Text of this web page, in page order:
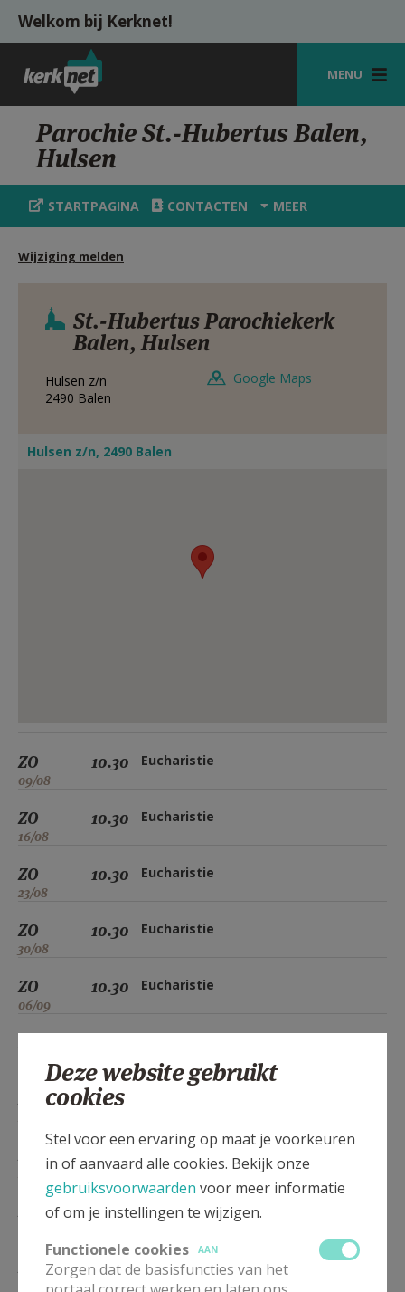
Overslaan en naar de inhoud gaan
Welkom bij Kerknet!
MENU
STARTPAGINA
KERK
VIERINGEN
HULP
MIJN PAROCHIE
AANMELDEN OF REGISTREREN
Parochie St.-Hubertus Balen,
Hulsen
STARTPAGINA CONTACTEN MEER
Wijziging melden
St.-Hubertus Parochiekerk
Balen, Hulsen
Hulsen z/n
2490 Balen
Google Maps
Hulsen z/n, 2490 Balen
ZO
09/08
10.30 Eucharistie
ZO
16/08
10.30 Eucharistie
ZO
23/08
10.30 Eucharistie
ZO
30/08
10.30 Eucharistie
ZO
06/09
10.30 Eucharistie
10.30
27/09
Eucharistie
10.30 Eucharistie
10.30 Eucharistie
Deze website gebruikt
cookies
Stel voor een ervaring op maat je voorkeuren
in of aanvaard alle cookies. Bekijk onze
gebruiksvoorwaarden voor meer informatie
of om je instellingen te wijzigen.
Functionele cookies
AAN
Zorgen dat de basisfuncties van het